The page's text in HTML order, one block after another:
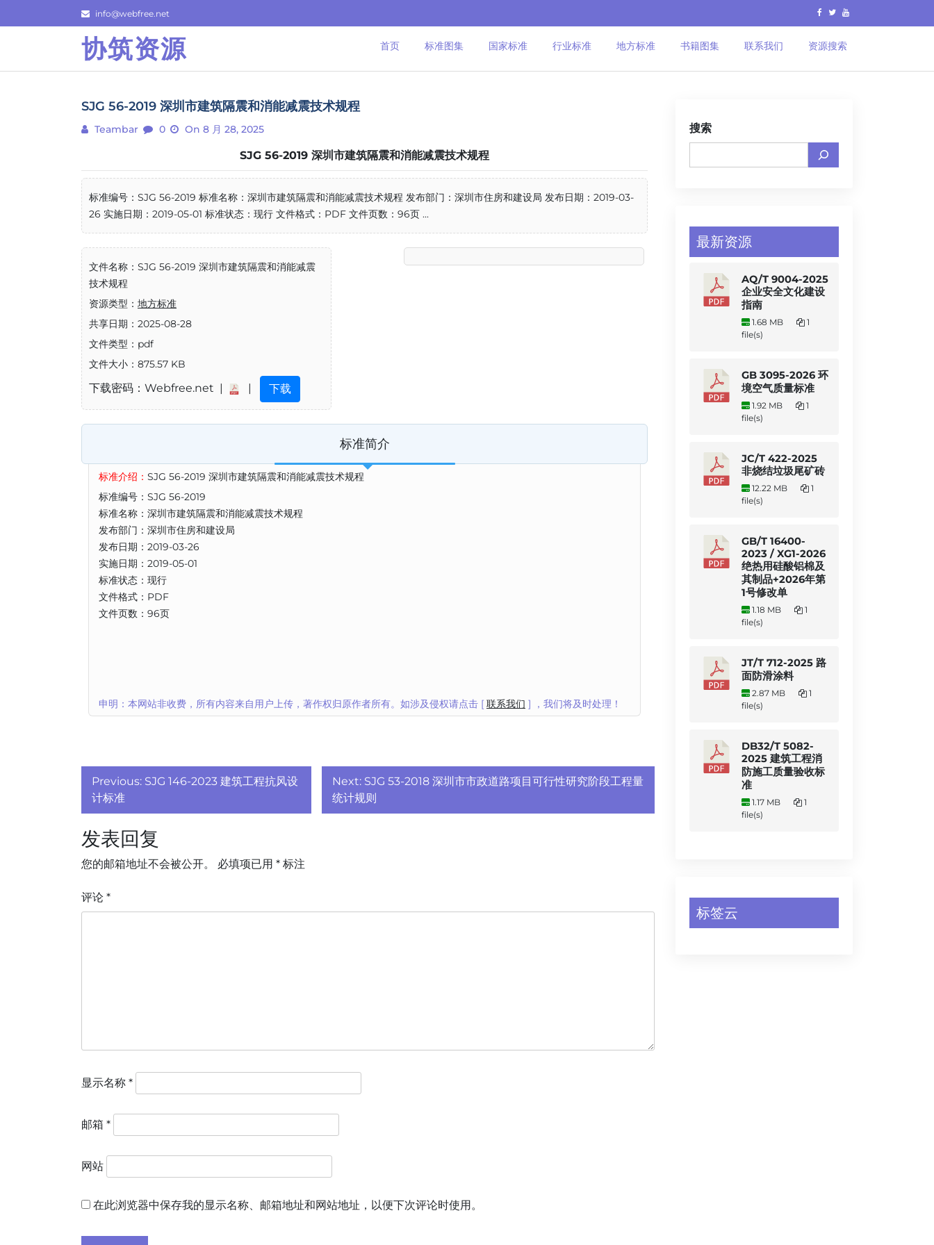
to
info@webfree.net
协筑资源 首页 标准图集 国家标准 行业标准 地方标准 书籍图集 联系我们 资源搜索
SJG 56-2019 深圳市建筑隔震和消能减震技术规程
Teambar 0 On 8 月 28, 2025
SJG 56-2019 深圳市建筑隔震和消能减震技术规程
标准编号：SJG 56-2019 标准名称：深圳市建筑隔震和消能减震技术规程 发布部门：深圳市住房和建设局 发布日期：2019-03-
26 实施日期：2019-05-01 标准状态：现行 文件格式：PDF 文件页数：96页 ...
文件名称：SJG 56-2019 深圳市建筑隔震和消能减震
技术规程
资源类型： 地方标准
共享日期：2025-08-28
文件类型：pdf
文件大小：875.57 KB
下载密码：Webfree.net | | 下载
标准简介
标准介绍： SJG 56-2019 深圳市建筑隔震和消能减震技术规程
标准编号：SJG 56-2019
标准名称：深圳市建筑隔震和消能减震技术规程
发布部门：深圳市住房和建设局
发布日期：2019-03-26
实施日期：2019-05-01
标准状态：现行
文件格式：PDF
文件页数：96页
申明：本网站非收费，所有内容来自用户上传，著作权归原作者所有。如涉及侵权请点击 [ 联系我们 ] ，我们将及时处理！
文
章
导
航
Previous: SJG 146-2023 建筑工程抗风设
计标准
Next: SJG 53-2018 深圳市市政道路项目可行性研究阶段工程量
统计规则
发表回复
您的邮箱地址不会被公开。 必填项已用 * 标注
评论 *
显示名称 *
邮箱 *
网站
在此浏览器中保存我的显示名称、邮箱地址和网站地址，以便下次评论时使用。
搜索
最新资源
AQ/T 9004-2025
企业安全文化建设
指南
1.68 MB
1
file(s)
GB 3095-2026 环
境空气质量标准
1.92 MB
1
file(s)
JC/T 422-2025
非烧结垃圾尾矿砖
12.22 MB
1
file(s)
GB/T 16400-
2023 / XG1-2026
绝热用硅酸铝棉及
其制品+2026年第
1号修改单
1.18 MB
1
file(s)
JT/T 712-2025 路
面防滑涂料
2.87 MB
1
file(s)
DB32/T 5082-
2025 建筑工程消
防施工质量验收标
准
1.17 MB
1
file(s)
标签云